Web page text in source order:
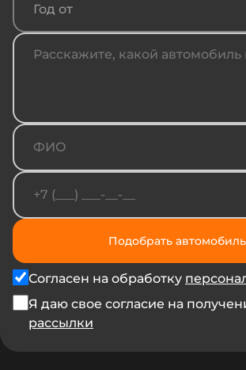
Год от
Подобрать автомобиль
Согласен на обработку
Я даю свое согласие на
рассылки